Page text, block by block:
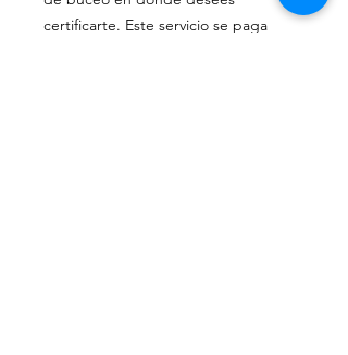
certificarte. Este servicio se paga